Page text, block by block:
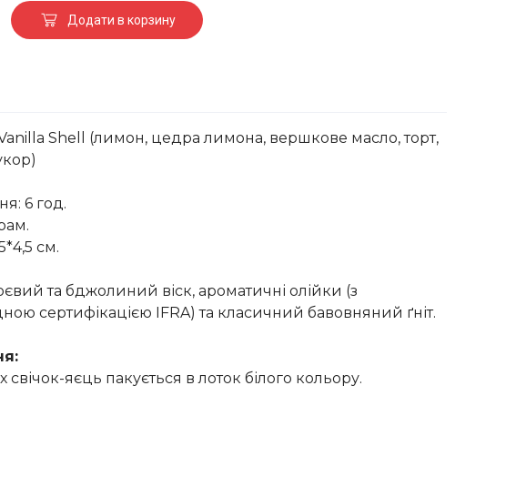
Додати в корзину
Shell (лимон, цедра лимона, вершкове масло, торт,
6 год.
см.
та бджолиний віск, ароматичні олійки (з
сертифікацією IFRA) та класичний бавовняний ґніт.
свічок-яєць пакується в лоток білого кольору.